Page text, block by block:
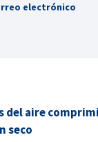
electrónico
del aire
seco